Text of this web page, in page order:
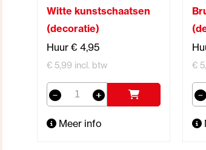
Witte kunstschaatsen
(decoratie)
Huur € 4,95
€ 5,99 incl. btw
Meer info
€